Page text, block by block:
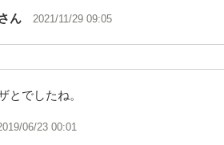
ん 2021/11/29 09:05
とでしたね。
06/23 00:01